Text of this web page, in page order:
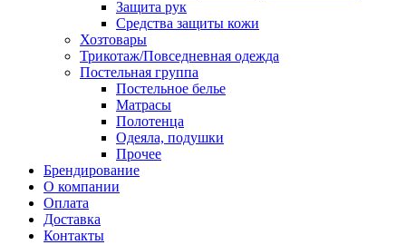
Защита рук
Средства защиты кожи
Хозтовары
Трикотаж/Повседневная одежда
Постельная группа
Постельное белье
Матрасы
Полотенца
Одеяла, подушки
Прочее
Брендирование
О компании
Оплата
Доставка
Контакты